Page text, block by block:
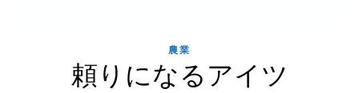
農業
頼りになるアイツ